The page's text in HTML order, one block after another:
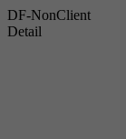
DF-NonClient
Detail